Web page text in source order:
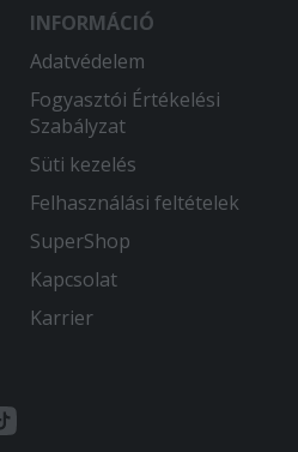
INFORMÁCIÓ
Adatvédelem
Fogyasztói Értékelési
Szabályzat
Süti kezelés
Felhasználási feltételek
SuperShop
Kapcsolat
Karrier